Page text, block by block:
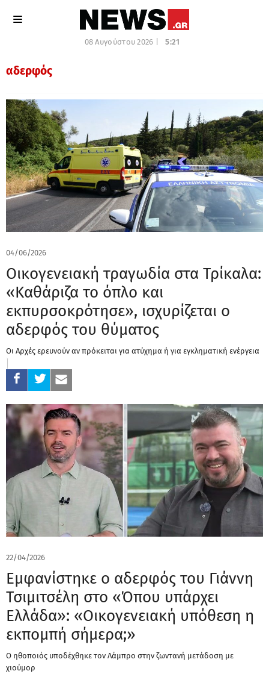
08 Αυγούστου 2026 | 5:21
αδερφός
04/06/2026
Οικογενειακή τραγωδία στα Τρίκαλα:
«Καθάριζα το όπλο και
εκπυρσοκρότησε», ισχυρίζεται ο
αδερφός του θύματος
Οι Αρχές ερευνούν αν πρόκειται για ατύχημα ή για εγκληματική ενέργεια
22/04/2026
Εμφανίστηκε ο αδερφός του Γιάννη
Τσιμιτσέλη στο «Όπου υπάρχει
Ελλάδα»: «Οικογενειακή υπόθεση η
εκπομπή σήμερα;»
Ο ηθοποιός υποδέχθηκε τον Λάμπρο στην ζωντανή μετάδοση με
χιούμορ